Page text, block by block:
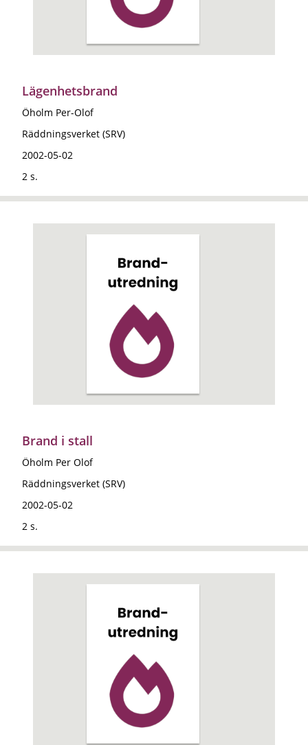
Lägenhetsbrand
Öholm Per-Olof
Räddningsverket (SRV)
2002-05-02
2 s.
Brand i stall
Öholm Per Olof
Räddningsverket (SRV)
2002-05-02
2 s.